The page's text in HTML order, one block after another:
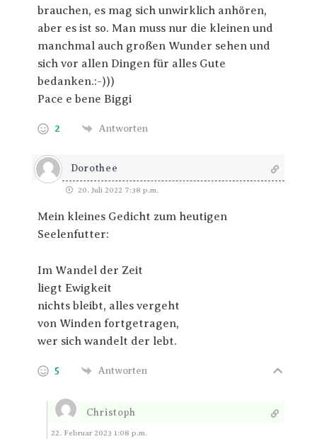
brauchen, es mag sich unwirklich anhören,
aber es ist so. Man muss nur die kleinen und
manchmal auch großen Wunder sehen und
sich vor allen Dingen für alles Gute
bedanken.:-)))
Pace e bene Biggi
2 Antworten
Dorothee
20. Juli 2022 7:38 p.m.
Mein kleines Gedicht zum heutigen
Seelenfutter:
Im Wandel der Zeit
liegt Ewigkeit
nichts bleibt, alles vergeht
von Winden fortgetragen,
wer sich wandelt der lebt.
5 Antworten
Christoph
Antworten
22. Februar 2023 1:08 p.m.